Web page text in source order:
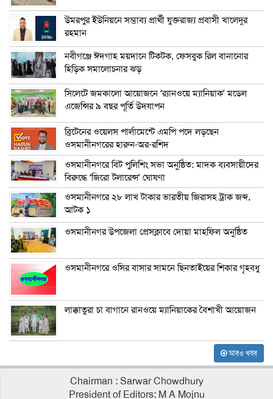
উমরপুর ইউনিয়নে সম্ভাব্য প্রার্থী যুক্তরাজ্য প্রবাসী খালেদুর
রহমান
নবীগঞ্জে ঈদগাহ ময়দানে টিকটক, ফেসবুক রিল বানানোর
হিড়িক সমালোচনার ঝড়
সিলেটে জমকালো আয়োজনে ‘র‍্যানওয়ে ম্যানিয়াক’ মডেল
এজেন্সির ৯ বছর পূর্তি উদযাপন
ব্রিটেনের ওয়েলস পার্লামেন্টে এমপি পদে লড়ছেন
ওসমানীনগরের হারুন-অর-রশিদ
ওসমানীনগরে বিট পুলিশিং সভা অনুষ্ঠিত: মাদক ব্যবসায়ীদের
বিরুদ্ধে ‘জিরো টলারেন্স’ ঘোষণা
ওসমানীনগরে ২৮ লাখ টাকার ভারতীয় জিরাসহ ট্রাক জব্দ,
আটক ১
ওসমানীনগর উপজেলা প্রেসক্লাবে দোয়া মাহফিল অনুষ্ঠিত
ওসমানীনগরে ওসির বাসার সামনে ছিনতাইয়ের শিকার গৃহবধু
লাক্কাতুরা চা বাগানে রানওয়ে ম্যানিয়াকের বৈশাখী আয়োজন
আরও খবর
Chairman : Sarwar Chowdhury
President of Editors: M A Mojnu